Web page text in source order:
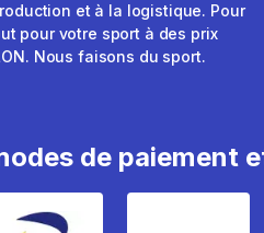
et à la logistique. Pour
pour votre sport à des prix
Nous faisons du sport.
de paiement